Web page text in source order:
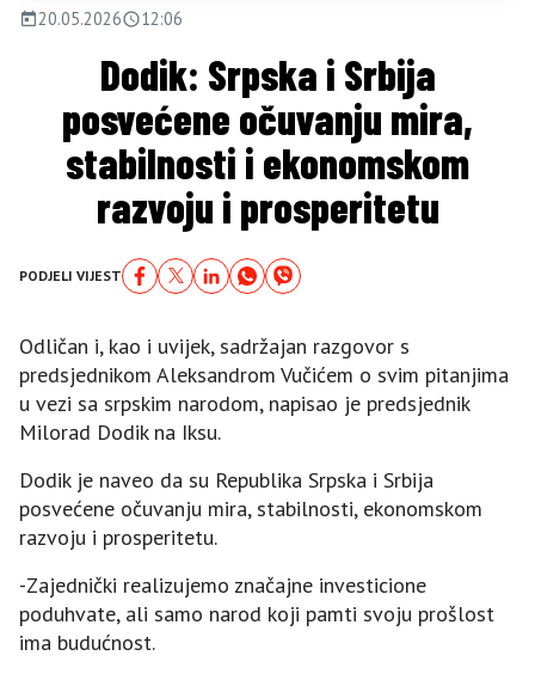
20.05.2026 12:06
Dodik: Srpska i Srbija
posvećene očuvanju mira,
stabilnosti i ekonomskom
razvoju i prosperitetu
PODJELI VIJEST
Odličan i, kao i uvijek, sadržajan razgovor s
predsjednikom Aleksandrom Vučićem o svim pitanjima
u vezi sa srpskim narodom, napisao je predsjednik
Milorad Dodik na Iksu.
Dodik je naveo da su Republika Srpska i Srbija
posvećene očuvanju mira, stabilnosti, ekonomskom
razvoju i prosperitetu.
-Zajednički realizujemo značajne investicione
poduhvate, ali samo narod koji pamti svoju prošlost
ima budućnost.